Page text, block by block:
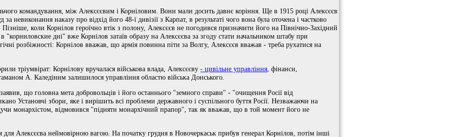
командування, між Алексєєвим і Корніловим. Вони мали досить давнє коріння. Ще в 1915 році Алексєєв
за невиконання наказу про відхід його 48-ї дивізії з Карпат, в результаті чого вона була оточена і частково
коли Корнілов героїчно втік з полону, Алексєєв не погодився призначити його на Північно-Західний
дні" вже Корнілов затаїв образу на Алексєєва за згоду стати начальником штабу при
розбіжності: Корнілов вважав, що армія повинна піти за Волгу, Алексєєв вважав - треба рухатися на
тріумвірат: Корнілову вручалася військова влада, Алексєєву - цивільне управління , фінанси,
А. Каледіним залишилося управління областю війська Донського.
що головна мета добровольців і його останнього "земного справи" - "очищення Росії від
Установчі збори, яке і вирішить всі проблеми державного і суспільного буття Росії. Незважаючи на
монархістом, відмовився "підняти монархічний прапор", так як вважав, що в той момент його не
для Алексєєва неймовірною вагою. На початку грудня в Новочеркаськ прибув генерал Корнілов, потім інші